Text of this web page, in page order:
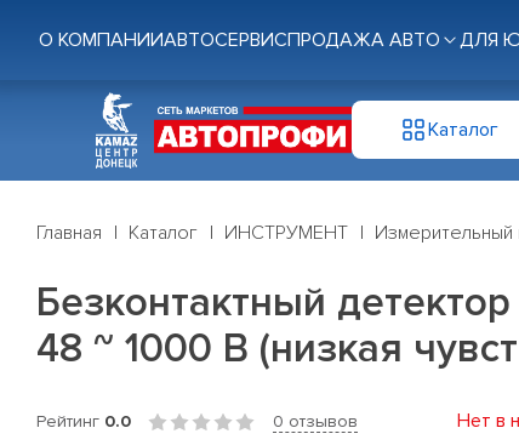
О КОМПАНИИАВТОСЕРВИСПРОДАЖА АВТО ДЛЯ
Каталог
Главная Каталог ИНСТРУМЕНТ Измерительный
Безконтактный
48 ~ 1000 В (низкая чувст
Рейтинг 0.0 0 отзывов Нет в